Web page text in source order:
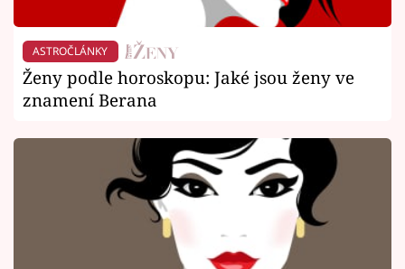
ASTROČLÁNKY
Ženy podle horoskopu: Jaké jsou ženy ve
znamení Berana